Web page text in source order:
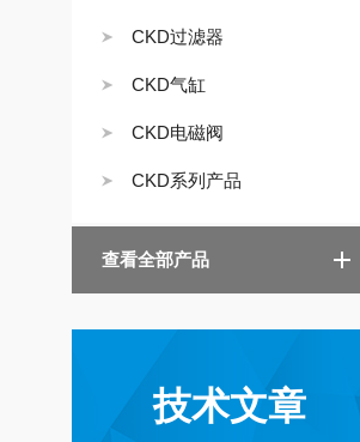
CKD过滤器
CKD气缸
CKD电磁阀
CKD系列产品
查看全部产品
技术文章